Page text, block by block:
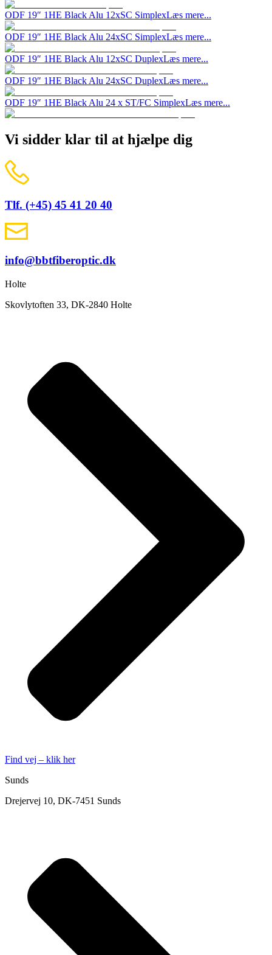
ODF 19″ 1HE Black Alu 12xSC SimplexLæs mere...
ODF 19″ 1HE Black Alu 24xSC SimplexLæs mere...
ODF 19″ 1HE Black Alu 12xSC DuplexLæs mere...
ODF 19″ 1HE Black Alu 24xSC DuplexLæs mere...
ODF 19″ 1HE Black Alu 24 x ST/FC SimplexLæs mere...
Vi sidder klar til at hjælpe dig
Tlf. (+45) 45 41 20 40
info@bbtfiberoptic.dk
Holte
Skovlytoften 33, DK-2840 Holte
Find vej – klik her
Sunds
Drejervej 10, DK-7451 Sunds